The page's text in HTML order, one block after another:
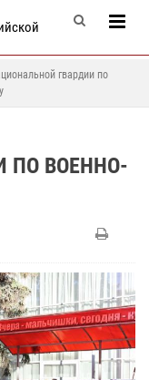
гвардии по
ПО ВОЕННО-